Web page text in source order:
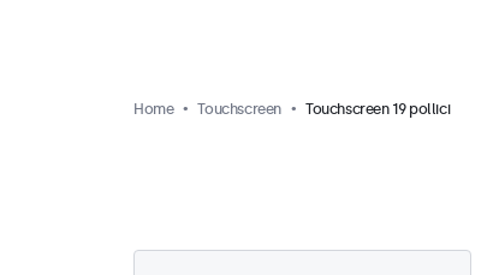
Home Touchscreen Touchscreen 19 pollici